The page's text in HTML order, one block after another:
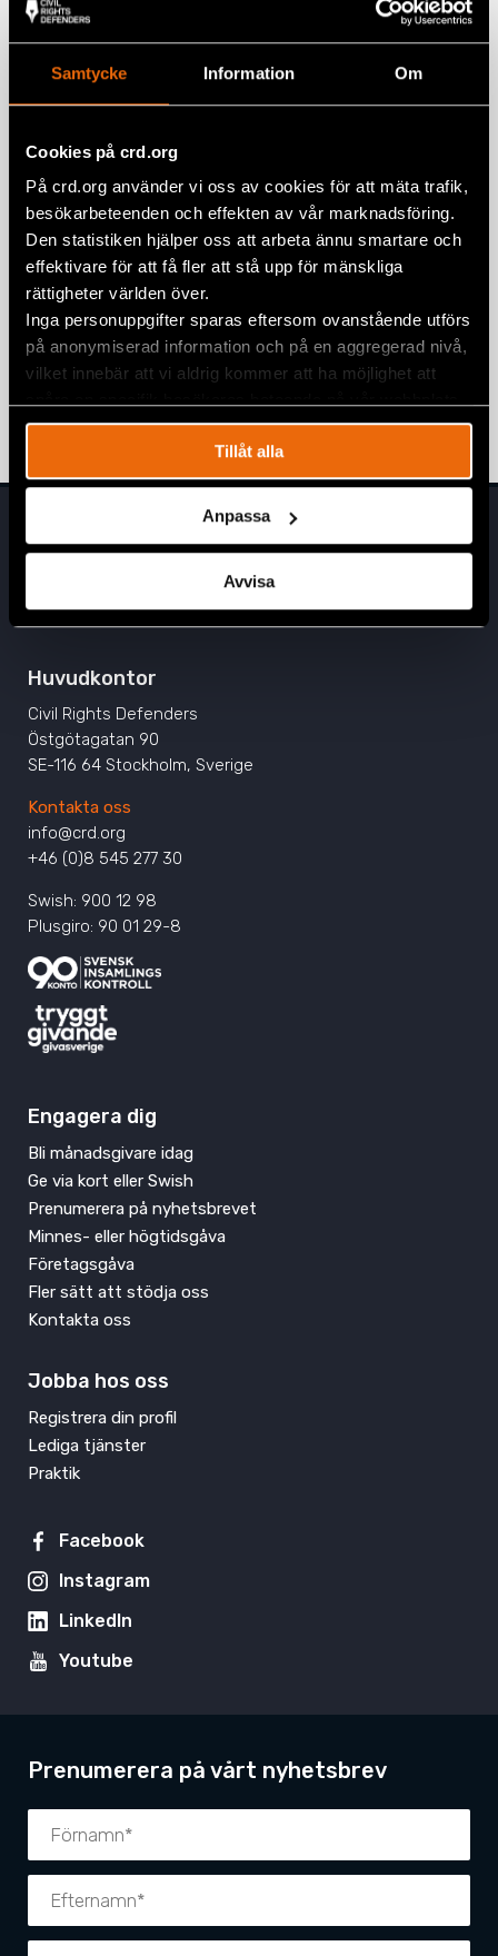
Samtycke Information Om
Cookies på crd.org
På crd.org använder vi oss av cookies för att mäta trafik,
besökarbeteenden och effekten av vår marknadsföring.
Den statistiken hjälper oss att arbeta ännu smartare och
effektivare för att få fler att stå upp för mänskliga
rättigheter världen över.
Inga personuppgifter sparas eftersom ovanstående utförs
på anonymiserad information och på en aggregerad nivå,
vilket innebär att vi aldrig kommer att ha möjlighet att
Tillåt alla
Anpassa
Avvisa
Twitter
Google+
Relaterade artiklar
launch new digital security program
NEWS,SECURITY AND INNOVATION 7 augusti 2026
Fem år senare har såret från den 11
juli på Kuba ännu inte läkt
KUBA,LATINAMERIKA,
Five years later, the wound of 11 July in
Cuba remains open
Huvudkontor
Civil Rights Defenders
Östgötagatan 90
SE-116 64 Stockholm, Sverige
Kontakta oss
info@crd.org
+46 (0)8 545 277 30
Swish: 900 12 98
Plusgiro: 90 01 29-8
Engagera dig
Bli månadsgivare idag
Ge via kort eller Swish
Prenumerera på nyhetsbrevet
Minnes- eller högtidsgåva
Företagsgåva
Fler sätt att stödja oss
Kontakta oss
Jobba hos oss
Registrera din profil
Lediga tjänster
Praktik
Facebook
Instagram
LinkedIn
Youtube
Prenumerera på vårt nyhetsbrev